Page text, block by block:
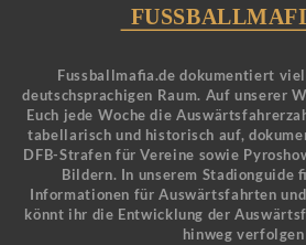
Fussballmafia.de dokumentiert
deutschsprachigen Raum. Auf unserer
Euch jede Woche die
tabellarisch und historisch auf,
DFB-Strafen für Vereine sowie
Bildern. In unserem Stadionguide
Informationen für Auswärtsfahrten
könnt ihr die Entwicklung der
hinweg